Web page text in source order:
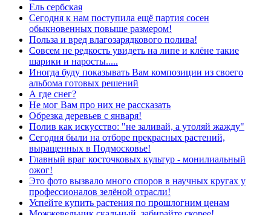
Ель сербская
Сегодня к нам поступила ещё партия сосен
обыкновенных повыше размером!
Польза и вред влагозарядкового полива!
Совсем не редкость увидеть на липе и клёне такие
шарики и наросты.....
Иногда буду показывать Вам композиции из своего
альбома готовых решений
А где снег?
Не мог Вам про них не рассказать
Обрезка деревьев с января!
Полив как искусство: "не заливай, а утоляй жажду"
Сегодня были на отборе прекрасных растений,
выращенных в Подмосковье!
Главный враг косточковых культур - монилиальный
ожог!
Это фото вызвало много споров в научных кругах у
профессионалов зелёной отрасли!
Успейте купить растения по прошлогним ценам